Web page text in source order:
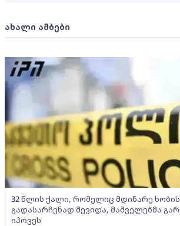
ახალი ამბები
32 წლის ქალი, რომელიც მდინარე
გადასარჩენად შევიდა, მაშველებმა
იპოვეს